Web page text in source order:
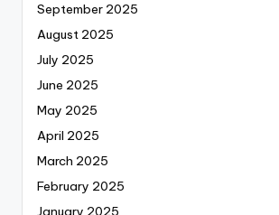
September 2025
August 2025
July 2025
June 2025
May 2025
April 2025
March 2025
February 2025
January 2025